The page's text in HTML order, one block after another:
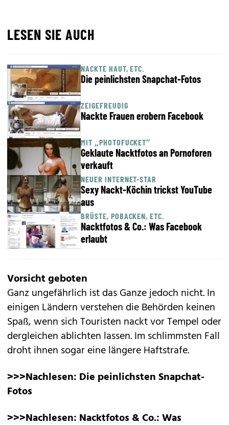
LESEN SIE AUCH
NACKTE HAUT, ETC.
Die peinlichsten Snapchat-Fotos
ZEIGEFREUDIG
Nackte Frauen erobern Facebook
MIT „PHOTOFUCKET“
Geklaute Nacktfotos an Pornoforen
verkauft
NEUER INTERNET-STAR
Sexy Nackt-Köchin trickst YouTube
aus
BRÜSTE, POBACKEN, ETC.
Nacktfotos & Co.: Was Facebook
erlaubt
Vorsicht geboten
Ganz ungefährlich ist das Ganze jedoch nicht. In
einigen Ländern verstehen die Behörden keinen
Spaß, wenn sich Touristen nackt vor Tempel oder
dergleichen ablichten lassen. Im schlimmsten Fall
droht ihnen sogar eine längere Haftstrafe.
>>>Nachlesen: Die peinlichsten Snapchat-
Fotos
>>>Nachlesen: Nacktfotos & Co.: Was